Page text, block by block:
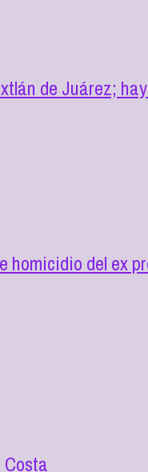
de Juárez;
del ex